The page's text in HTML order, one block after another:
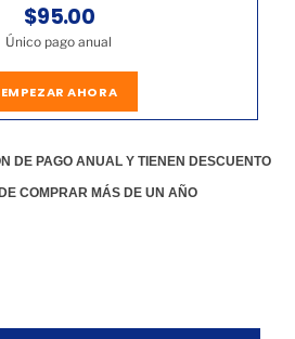
$95.00
Único pago anual
EMPEZAR AHORA
DE PAGO ANUAL Y TIENEN DESCUENTO
COMPRAR MÁS DE UN AÑO